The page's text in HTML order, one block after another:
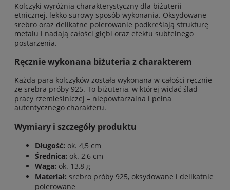
Kolczyki wyróżnia charakterystyczny dla biżuterii
etnicznej, lekko surowy sposób wykonania. Oksydowane
srebro oraz delikatne polerowanie podkreślają strukturę
metalu i nadają całości głębi oraz efektu subtelnego
postarzenia.
Ręcznie wykonana biżuteria z charakterem
Każda para kolczyków została wykonana w całości ręcznie
ze srebra próby 925. To biżuteria, w której widać ślad
pracy rzemieślniczej – niepowtarzalna i pełna
autentycznego charakteru.
Wymiary i szczegóły produktu
Długość: ok. 4,5 cm
Średnica: ok. 2,6 cm
Waga: ok. 13,8 g
Materiał: srebro próby 925, oksydowane i delikatnie
polerowane